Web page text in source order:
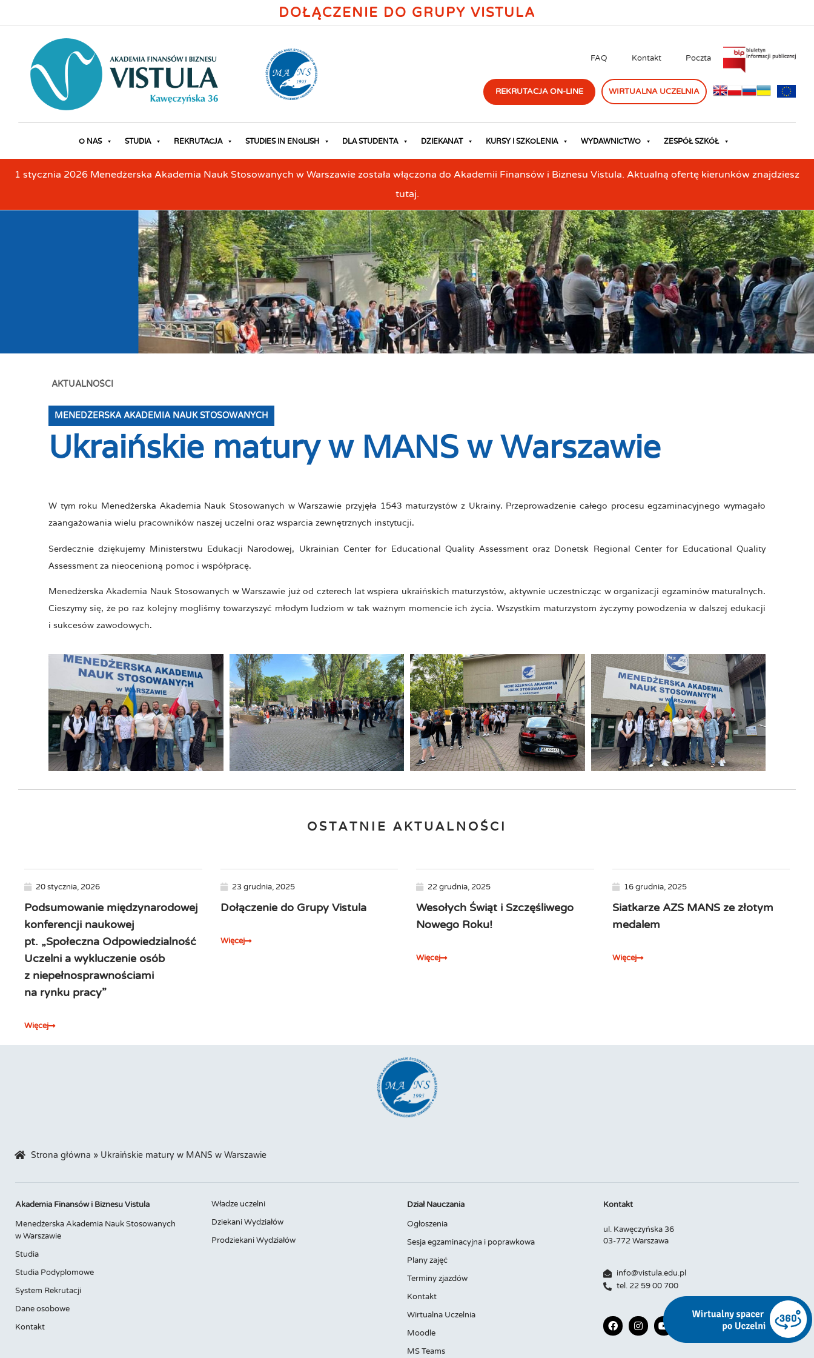
DOŁĄCZENIE DO GRUPY VISTULA
FAQ Kontakt Poczta
REKRUTACJA ON-LINE WIRTUALNA UCZELNIA
O NAS STUDIA REKRUTACJA STUDIES IN ENGLISH DLA STUDENTA DZIEKANAT KURSY I SZKOLENIA WYDAWNICTWO ZESPÓŁ SZKÓŁ
1 stycznia 2026 Menedżerska Akademia Nauk Stosowanych w Warszawie została włączona do Akademii Finansów i Biznesu Vistula. Aktualną ofertę kierunków znajdziesz
tutaj.
AKTUALNOŚCI
MENEDŻERSKA AKADEMIA NAUK STOSOWANYCH
Ukraińskie matury w MANS w Warszawie
W tym roku Menedżerska Akademia Nauk Stosowanych w Warszawie przyjęła 1543 maturzystów z Ukrainy. Przeprowadzenie całego procesu egzaminacyjnego wymagało
zaangażowania wielu pracowników naszej uczelni oraz wsparcia zewnętrznych instytucji.
Serdecznie dziękujemy Ministerstwu Edukacji Narodowej, Ukrainian Center for Educational Quality Assessment oraz Donetsk Regional Center for Educational Quality
Assessment za nieocenioną pomoc i współpracę.
Menedżerska Akademia Nauk Stosowanych w Warszawie już od czterech lat wspiera ukraińskich maturzystów, aktywnie uczestnicząc w organizacji egzaminów maturalnych.
Cieszymy się, że po raz kolejny mogliśmy towarzyszyć młodym ludziom w tak ważnym momencie ich życia. Wszystkim maturzystom życzymy powodzenia w dalszej edukacji
i sukcesów zawodowych.
OSTATNIE AKTUALNOŚCI
20 stycznia, 2026
Podsumowanie międzynarodowej
konferencji naukowej
pt. „Społeczna Odpowiedzialność
Uczelni a wykluczenie osób
z niepełnosprawnościami
na rynku pracy”
Więcej
23 grudnia, 2025
Dołączenie do Grupy Vistula
Więcej
22 grudnia, 2025
Wesołych Świąt i Szczęśliwego
Nowego Roku!
Więcej
16 grudnia, 2025
Siatkarze AZS MANS ze złotym
medalem
Więcej
Strona główna » Ukraińskie matury w MANS w Warszawie
Akademia Finansów i Biznesu Vistula
Menedżerska Akademia Nauk Stosowanych
w Warszawie
Studia
Studia Podyplomowe
System Rekrutacji
Dane osobowe
Kontakt
Władze uczelni
Dziekani Wydziałów
Prodziekani Wydziałów
Dział Nauczania
Ogłoszenia
Sesja egzaminacyjna i poprawkowa
Plany zajęć
Terminy zjazdów
Kontakt
Wirtualna Uczelnia
Moodle
MS Teams
Kontakt
ul. Kawęczyńska 36
03-772 Warszawa
info@vistula.edu.pl
tel. 22 59 00 700